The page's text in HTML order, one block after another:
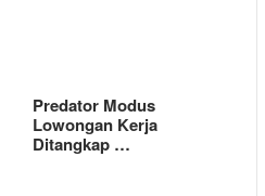
Predator Modus
Lowongan Kerja
Ditangkap …